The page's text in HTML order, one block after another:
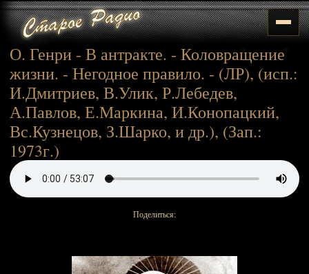
О. Генри - В антракте. - Коловращение
жизни. - Негодное правило. - (ЛР), (исп.:
И.Дмитриев, В.Улик, Р.Лебедев,
А.Павлов, Е.Маркина, И.Конопацкий,
Вс.Кузнецов, З.Шарко, и др.), (Зап.:
1973г.)
Поделиться: